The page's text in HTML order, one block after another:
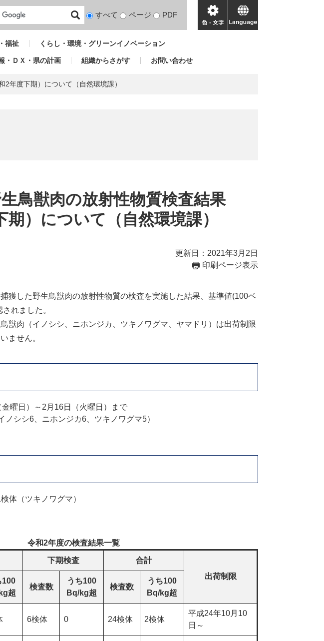
検
対
すべて ページ PDF
色・
文
language
福祉 くらし・環境・グリーンイノベーション
・ＤＸ・県の計画 組織からさがす お問い合わせ
2年度下期）について（自然環境課）
生鳥獣肉の放射性物質検査結果
期）について（自然環境課）
更新日：2021年3月2日
印刷ページ表示
獲した野生鳥獣肉の放射性物質の検査を実施した結果、基準値(100ベ
れました。
獣肉（イノシシ、ニホンジカ、ツキノワグマ、ヤマドリ）は出荷制限
ません。
曜日）～2月16日（火曜日）まで
ノシシ6、ニホンジカ6、ツキノワグマ5）
体（ツキノワグマ）
令和2年度の検査結果一覧
下期検査
合計
出荷制限
100
超
検査数
うち100
Bq/kg超
検査数
うち100
Bq/kg超
6検体 0 24検体 2検体
平成24年10月10
日～